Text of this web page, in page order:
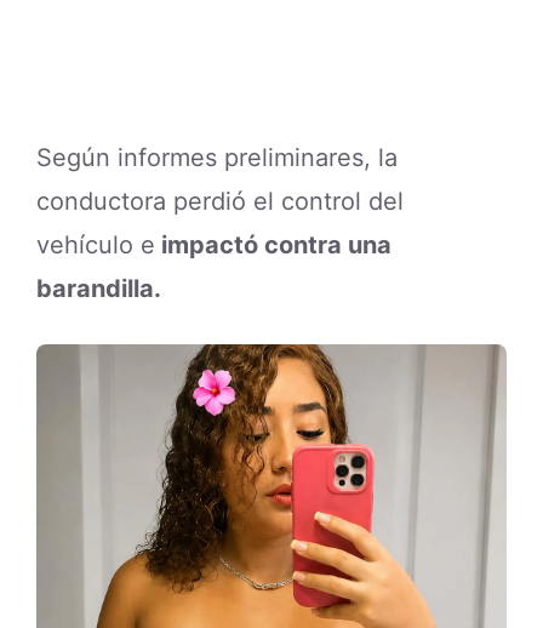
Según informes preliminares, la
conductora perdió el control del
vehículo e impactó contra una
barandilla.